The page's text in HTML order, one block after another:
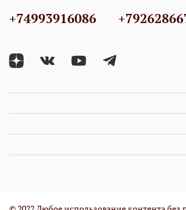
+74993916086